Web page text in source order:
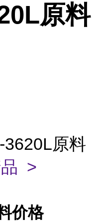
原料
3620L原料
>
价格